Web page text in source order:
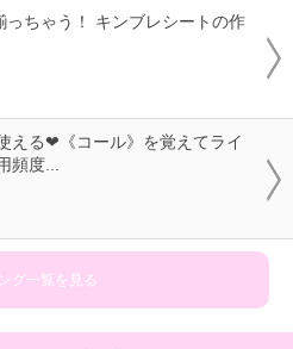
っちゃう！ キンブレシートの作
える❤《コール》を覚えてライ
頻度...
グ一覧を見る